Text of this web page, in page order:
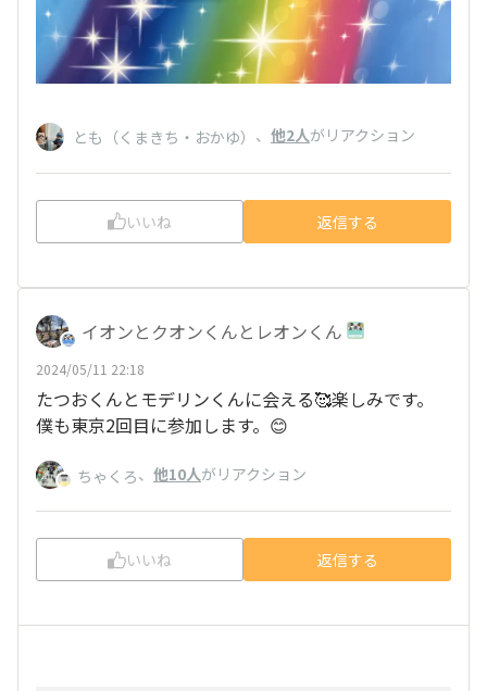
とも（くまきち・おかゆ） 、 他2人がリアクション
いいね 返信する
イオンとクオンくんとレオンくん
2024/05/11 22:18
たつおくんとモデリンくんに会える🥰楽しみです。
僕も東京2回目に参加します。😊
ちゃくろ、 他10人がリアクション
いいね 返信する